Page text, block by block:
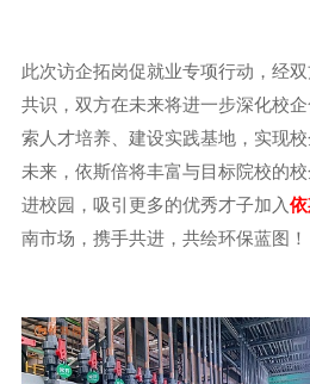
此次访企拓岗促就业专项行动，经
共识，双方在未来将进一步深化校
索人才培养、建设实践基地，实现校
未来，依斯倍将丰富与目标院校的
进校园，吸引更多的优秀才子加入
南市场，携手共进，共绘环保蓝图！